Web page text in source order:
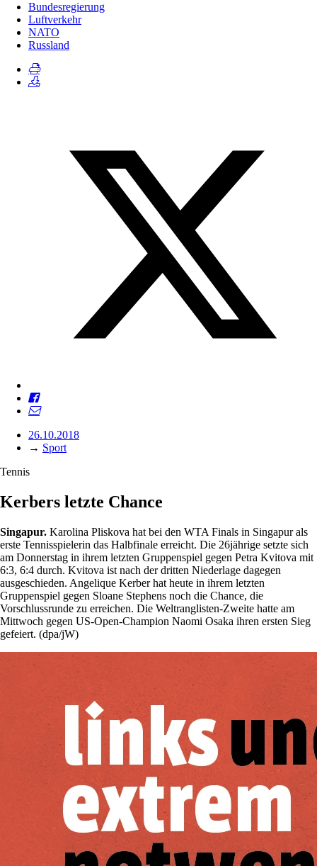
Bundesregierung
Luftverkehr
NATO
Russland
26.10.2018
→ Sport
Tennis
Kerbers letzte Chance
Singapur. Karolina Pliskova hat bei den WTA Finals in Singapur als
erste Tennisspielerin das Halbfinale erreicht. Die 26jährige setzte sich
am Donnerstag in ihrem letzten Gruppenspiel gegen Petra Kvitova mit
6:3, 6:4 durch. Kvitova ist nach der dritten Niederlage dagegen
ausgeschieden. Angelique Kerber hat heute in ihrem letzten
Gruppenspiel gegen ­Sloane Stephens noch die Chance, die
Vorschlussrunde zu erreichen. Die Weltranglisten-Zweite hatte am
Mittwoch gegen US-Open-Champion Naomi Osaka ihren ersten Sieg
gefeiert. (dpa/jW)